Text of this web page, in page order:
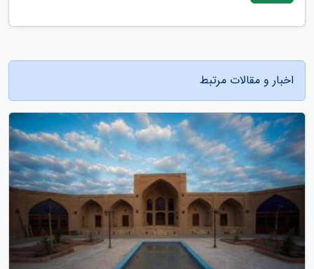
اخبار و مقالات مرتبط